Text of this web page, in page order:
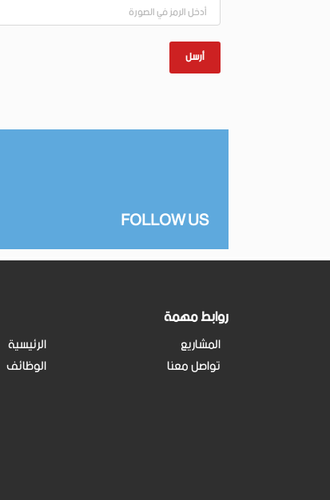
FOLLOW US
روابط مهمة
الرئيسية المشاريع
الوظائف تواصل معنا